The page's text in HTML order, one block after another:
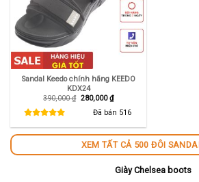
Sandal Keedo chính hãng KEEDO
KDX24
390,000₫ Giá
280,000₫Giá
hiện
tại
Đã bán 516
XEM TẤT CẢ 500 ĐÔI
Giày Chelsea boots